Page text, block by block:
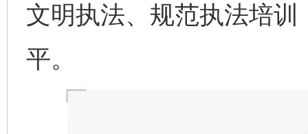
文明执法、规范执法培
平。